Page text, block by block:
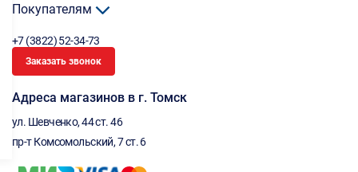
Покупателям
+7 (3822) 52-34-73
Заказать звонок
Адреса магазинов в г. Томск
ул. Шевченко, 44 ст. 46
пр-т Комсомольский, 7 ст. 6